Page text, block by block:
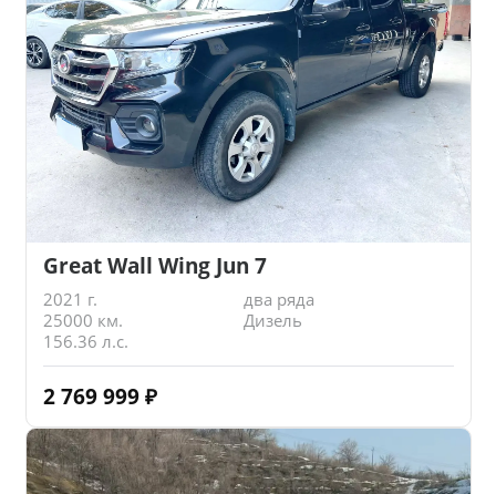
Great Wall Wing Jun 7
2021 г.
два ряда
25000 км.
Дизель
156.36 л.с.
2 769 999 ₽